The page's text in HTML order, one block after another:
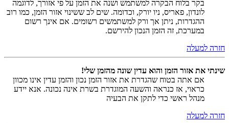
בקר בלוח הבקרה למשתמש ושנה את הזמן על פי אזורך, לדוגמה
לונדון, פאריס, ניו יורק, וכדומה. שים לב ששינוי אזור הזמן, כמו רוב
ההגדרות, ניתן אך ורק למשתמשים רשומים. אם אינך רשום
במערכת, זה הזמן הנכון להירשם.
חזרה למעלה
שינתי את אזור הזמן והוא עדין שונה מהזמן שלי!
אם אתה בטוח שהגדרת את אזור הזמן נכון והזמן עדין אינו מכוון
כראוי, אז כנראה והשעה המוגדרת בשרת אינה נכונה. אנא יידע
מנהל ראשי כדי לתקן את הבעיה
חזרה למעלה